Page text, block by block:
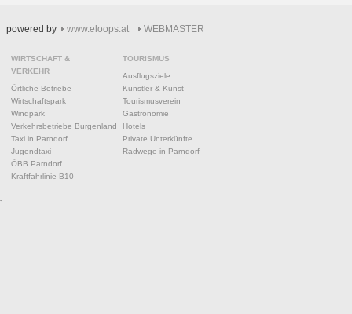
powered by www.eloops.at WEBMASTER
WIRTSCHAFT &
VERKEHR
Örtliche Betriebe
Wirtschaftspark
Windpark
Verkehrsbetriebe Burgenland
Taxi in Parndorf
Jugendtaxi
ÖBB Parndorf
Kraftfahrlinie B10
TOURISMUS
Ausflugsziele
Künstler & Kunst
Tourismusverein
Gastronomie
Hotels
Private Unterkünfte
Radwege in Parndorf